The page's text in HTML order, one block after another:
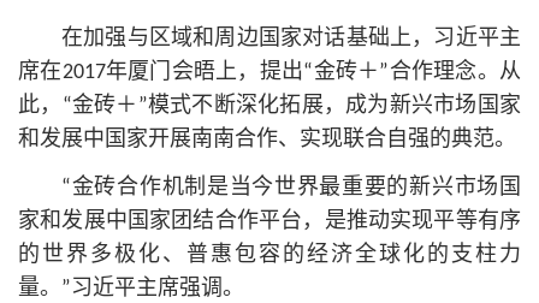
在加强与区域和周边国家对话基础上，习近平主
席在2017年厦门会晤上，提出“金砖＋”合作理念。从
此，“金砖＋”模式不断深化拓展，成为新兴市场国家
和发展中国家开展南南合作、实现联合自强的典范。
“金砖合作机制是当今世界最重要的新兴市场国
家和发展中国家团结合作平台，是推动实现平等有序
的世界多极化、普惠包容的经济全球化的支柱力
量。”习近平主席强调。